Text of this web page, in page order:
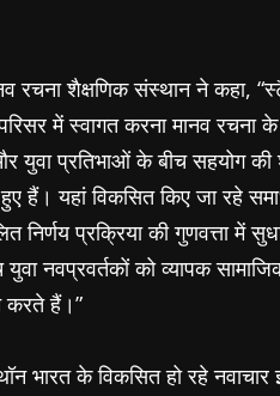
रचना शैक्षणिक संस्थान ने कहा,
में स्वागत करना मानव रचना
युवा प्रतिभाओं के बीच सहयोग की
हैं। यहां विकसित किए जा रहे
प्रक्रिया की गुणवत्ता में
नवप्रवर्तकों को व्यापक
करते हैं।”
भारत के विकसित हो रहे नवाचार